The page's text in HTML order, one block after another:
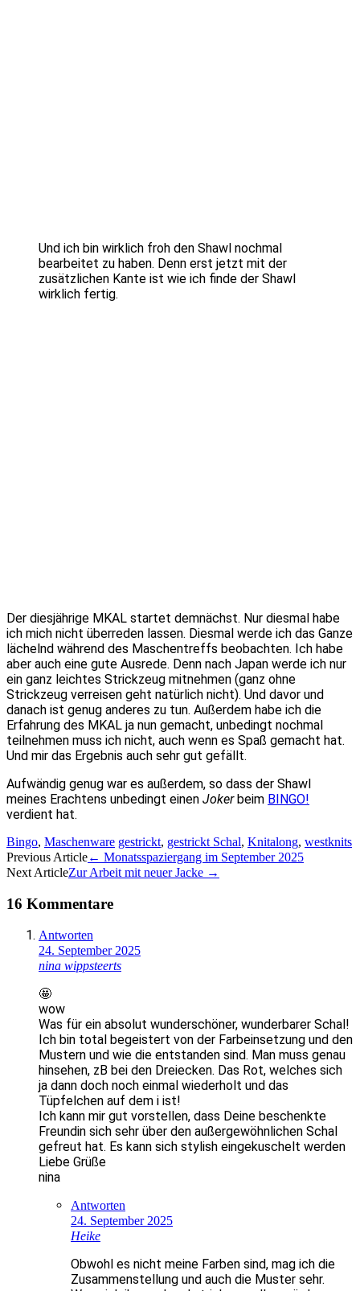
Und ich bin wirklich froh den Shawl nochmal
bearbeitet zu haben. Denn erst jetzt mit der
zusätzlichen Kante ist wie ich finde der Shawl
wirklich fertig.
Der diesjährige MKAL startet demnächst. Nur diesmal habe
ich mich nicht überreden lassen. Diesmal werde ich das Ganze
lächelnd während des Maschentreffs beobachten. Ich habe
aber auch eine gute Ausrede. Denn nach Japan werde ich nur
ein ganz leichtes Strickzeug mitnehmen (ganz ohne
Strickzeug verreisen geht natürlich nicht). Und davor und
danach ist genug anderes zu tun. Außerdem habe ich die
Erfahrung des MKAL ja nun gemacht, unbedingt nochmal
teilnehmen muss ich nicht, auch wenn es Spaß gemacht hat.
Und mir das Ergebnis auch sehr gut gefällt.
Aufwändig genug war es außerdem, so dass der Shawl
meines Erachtens unbedingt einen Jokerbeim BINGO!
verdient hat.
Bingo, Maschenware gestrickt, gestrickt Schal, Knitalong, westknits
Artikel-
Navigation
Previous Article← Monatsspaziergang im September 2025
Next ArticleZur Arbeit mit neuer Jacke →
16 Kommentare
Antworten
24. September 2025
nina wippsteerts
🤩
wow
Was für ein absolut wunderschöner, wunderbarer Schal!
Ich bin total begeistert von der Farbeinsetzung und den
Mustern und wie die entstanden sind. Man muss genau
hinsehen, zB bei den Dreiecken. Das Rot, welches sich
ja dann doch noch einmal wiederholt und das
Tüpfelchen auf dem i ist!
Ich kann mir gut vorstellen, dass Deine beschenkte
Freundin sich sehr über den außergewöhnlichen Schal
gefreut hat. Es kann sich stylish eingekuschelt werden
Liebe Grüße
nina
Antworten
24. September 2025
Heike
Obwohl es nicht meine Farben sind, mag ich die
Zusammenstellung und auch die Muster sehr.